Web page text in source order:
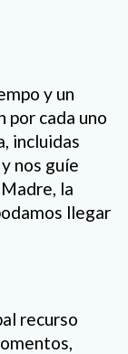
y un
por cada uno
incluidas
nos guíe
la
llegar
recurso